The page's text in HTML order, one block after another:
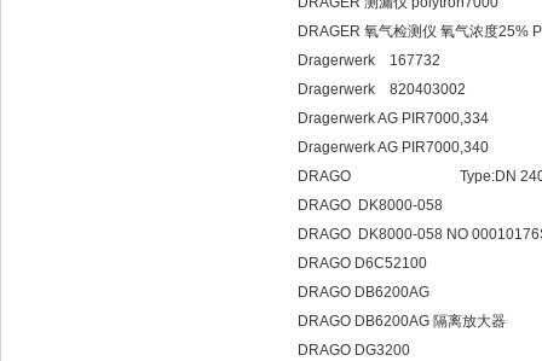
DRAGER 氧气检测仪 氧气浓度25%
Dragerwerk 167732
Dragerwerk 820403002
Dragerwerk AG PIR7000,334
Dragerwerk AG PIR7000,340
DRAGO Type:DN 2400
DRAGO DK8000-058
DRAGO DK8000-058 NO
DRAGO D6C52100
DRAGO DB6200AG
DRAGO DB6200AG 隔离放大器
DRAGO DG3200